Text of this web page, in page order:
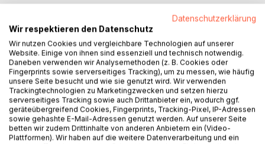
BESCHREIBUNG
Irland - wo die Sehnsucht zu Hause ist.
Dieses Buch versammelt einfühlsame Kurzgeschichten
über das Ankommen in einer Landschaft, die mehr ist als
Datenschutzerklärung
Wir respektieren den Datenschutz
Wir nutzen Cookies und vergleichbare Technologien auf unserer
Website. Einige von ihnen sind essenziell und technisch notwendig.
Daneben verwenden wir Analysemethoden (z. B. Cookies oder
Fingerprints sowie serverseitiges Tracking), um zu messen, wie häufig
unsere Seite besucht und wie sie genutzt wird. Wir verwenden
Trackingtechnologien zu Marketingzwecken und setzen hierzu
serverseitiges Tracking sowie auch Drittanbieter ein, wodurch ggf.
geräteübergreifend Cookies, Fingerprints, Tracking-Pixel, IP-Adressen
sowie gehashte E-Mail-Adressen genutzt werden. Auf unserer Seite
betten wir zudem Drittinhalte von anderen Anbietern ein (Video-
Plattformen). Wir haben auf die weitere Datenverarbeitung und ein